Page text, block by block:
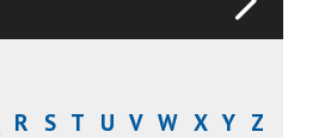
R S T U V W X Y Z